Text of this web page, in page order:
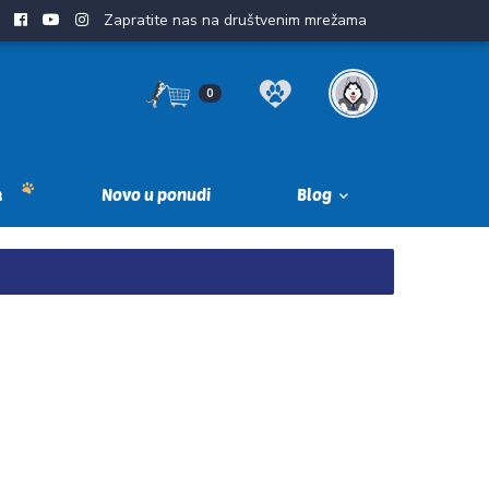
Zapratite nas na društvenim mrežama
0
Novo u ponudi Blog